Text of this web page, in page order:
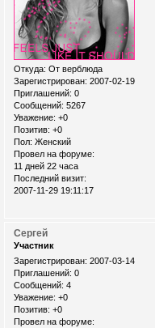
Откуда: От верблюда
Зарегистрирован: 2007-02-19
Приглашений: 0
Сообщений: 5267
Уважение: +0
Позитив: +0
Пол: Женский
Провел на форуме:
11 дней 22 часа
Последний визит:
2007-11-29 19:11:17
Сергей
Участник
Зарегистрирован: 2007-03-14
Приглашений: 0
Сообщений: 4
Уважение: +0
Позитив: +0
Провел на форуме: